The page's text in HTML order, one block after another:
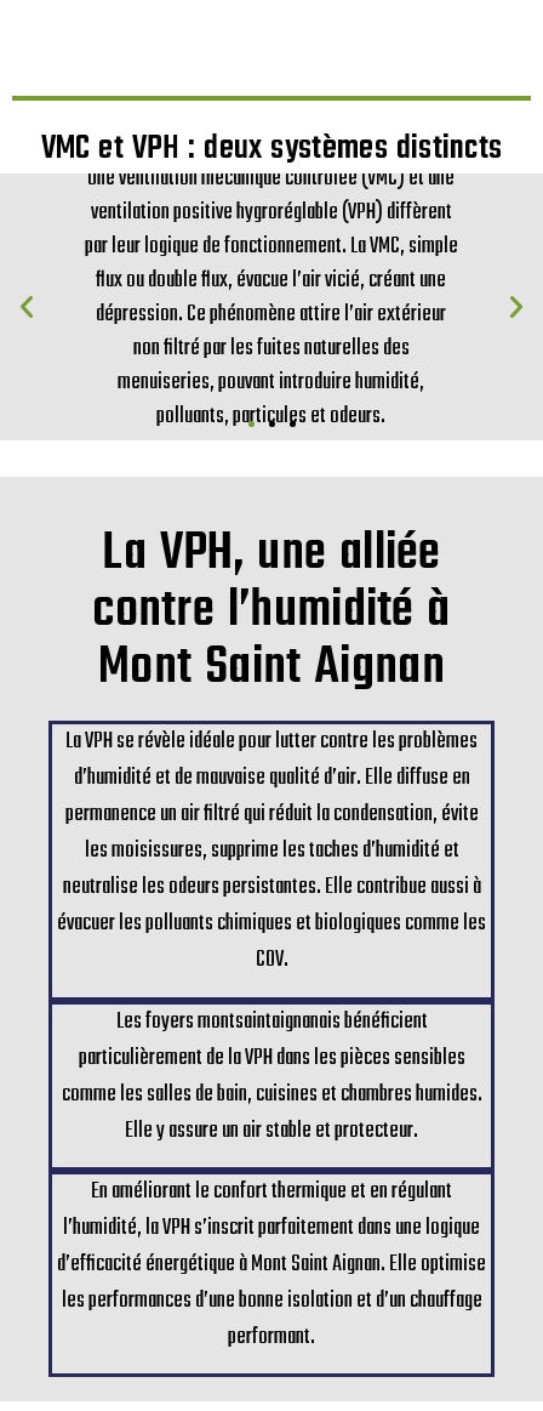
VMC et VPH : deux systèmes distincts
Une ventilation mécanique contrôlée (VMC) et une
ventilation positive hygroréglable (VPH) diffèrent
par leur logique de fonctionnement. La VMC, simple
flux ou double flux, évacue l’air vicié, créant une
dépression. Ce phénomène attire l’air extérieur
non filtré par les fuites naturelles des
menuiseries, pouvant introduire humidité,
polluants, particules et odeurs.
La VPH, une alliée
contre l’humidité à
Mont Saint Aignan
La VPH se révèle idéale pour lutter contre les problèmes
d’humidité et de mauvaise qualité d’air. Elle diffuse en
permanence un air filtré qui réduit la condensation, évite
les moisissures, supprime les taches d’humidité et
neutralise les odeurs persistantes. Elle contribue aussi à
évacuer les polluants chimiques et biologiques comme les
COV.
Les foyers montsaintaignanais bénéficient
particulièrement de la VPH dans les pièces sensibles
comme les salles de bain, cuisines et chambres humides.
Elle y assure un air stable et protecteur.
En améliorant le confort thermique et en régulant
l’humidité, la VPH s’inscrit parfaitement dans une logique
d’efficacité énergétique à Mont Saint Aignan. Elle optimise
les performances d’une bonne isolation et d’un chauffage
performant.